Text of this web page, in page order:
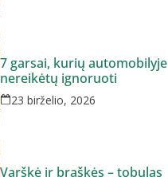
7 garsai, kurių automobilyje
nereikėtų ignoruoti
23 birželio, 2026
Varškė ir braškės – tobulas